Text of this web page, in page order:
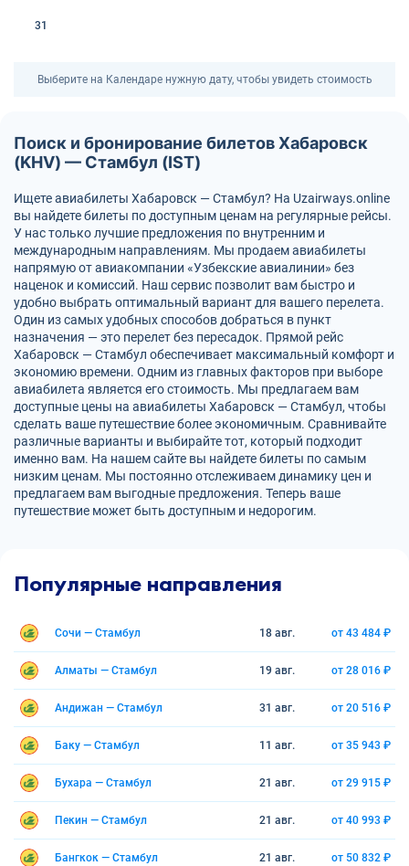
31
Выберите на Календаре нужную дату, чтобы увидеть стоимость
Поиск и бронирование билетов Хабаровск
(KHV) — Стамбул (IST)
Ищете авиабилеты Хабаровск — Стамбул? На Uzairways.online
вы найдете билеты по доступным ценам на регулярные рейсы.
У нас только лучшие предложения по внутренним и
международным направлениям. Мы продаем авиабилеты
напрямую от авиакомпании «Узбекские авиалинии» без
наценок и комиссий. Наш сервис позволит вам быстро и
удобно выбрать оптимальный вариант для вашего перелета.
Один из самых удобных способов добраться в пункт
назначения — это перелет без пересадок. Прямой рейс
Хабаровск — Стамбул обеспечивает максимальный комфорт и
экономию времени. Одним из главных факторов при выборе
авиабилета является его стоимость. Мы предлагаем вам
доступные цены на авиабилеты Хабаровск — Стамбул, чтобы
сделать ваше путешествие более экономичным. Сравнивайте
различные варианты и выбирайте тот, который подходит
именно вам. На нашем сайте вы найдете билеты по самым
низким ценам. Мы постоянно отслеживаем динамику цен и
предлагаем вам выгодные предложения. Теперь ваше
путешествие может быть доступным и недорогим.
Популярные направления
Сочи — Стамбул 18 авг. от 43 484 ₽
Алматы — Стамбул 19 авг. от 28 016 ₽
Андижан — Стамбул 31 авг. от 20 516 ₽
Баку — Стамбул 11 авг. от 35 943 ₽
Бухара — Стамбул 21 авг. от 29 915 ₽
Пекин — Стамбул 21 авг. от 40 993 ₽
Бангкок — Стамбул 21 авг. от 50 832 ₽